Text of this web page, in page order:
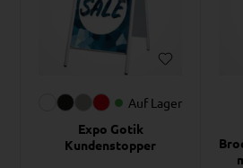
Auf Lager
Expo Gotik
Kundenstopper